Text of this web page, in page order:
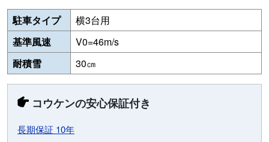
駐車タイプ
横3台用
基準風速
V0=46m/s
耐積雪
30㎝
コウケンの安心保証付き
長期保証 10年